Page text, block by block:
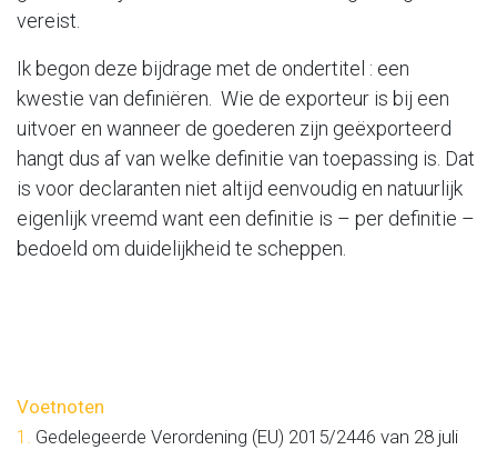
vereist.
Ik begon deze bijdrage met de ondertitel : een
kwestie van definiëren. Wie de exporteur is bij een
uitvoer en wanneer de goederen zijn geëxporteerd
hangt dus af van welke definitie van toepassing is. Dat
is voor declaranten niet altijd eenvoudig en natuurlijk
eigenlijk vreemd want een definitie is – per definitie –
bedoeld om duidelijkheid te scheppen.
Voetnoten
1. Gedelegeerde Verordening (EU) 2015/2446 van 28 juli